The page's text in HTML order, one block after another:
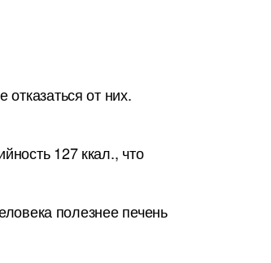
от них.
127 ккал., что
полезнее печень